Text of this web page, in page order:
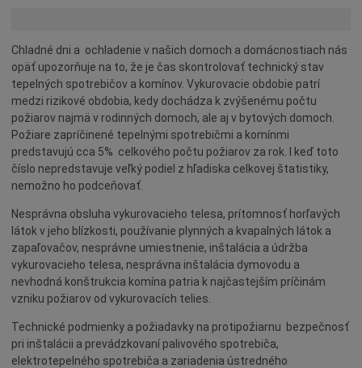
Agendy (Životné situácie)
Povinné zverejňovanie
Rozpočet mesta
Projekty mesta
Voľné pracovné miesta
Komunikácia v maďarskom jazyku
Chladné dni a ochladenie v našich domoch a domácnostiach nás
opäť upozorňuje na to, že je čas skontrolovať technický stav
tepelných spotrebičov a komínov. Vykurovacie obdobie patrí
medzi rizikové obdobia, kedy dochádza k zvýšenému počtu
požiarov najmä v rodinných domoch, ale aj v bytových domoch.
Požiare zapríčinené tepelnými spotrebičmi a komínmi
predstavujú cca 5% celkového počtu požiarov za rok. I keď toto
číslo nepredstavuje veľký podiel z hľadiska celkovej štatistiky,
nemožno ho podceňovať.
Nesprávna obsluha vykurovacieho telesa, prítomnosť horľavých
látok v jeho blízkosti, používanie plynných a kvapalných látok a
zapaľovačov, nesprávne umiestnenie, inštalácia a údržba
vykurovacieho telesa, nesprávna inštalácia dymovodu a
nevhodná konštrukcia komína patria k najčastejším príčinám
vzniku požiarov od vykurovacích telies.
Technické podmienky a požiadavky na protipožiarnu bezpečnosť
pri inštalácii a prevádzkovaní palivového spotrebiča,
elektrotepelného spotrebiča a zariadenia ústredného